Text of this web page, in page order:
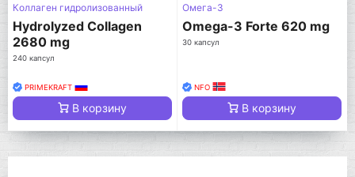
Коллаген гидролизованный
Hydrolyzed Collagen
2680 mg
240 капсул
PRIMEKRAFT
В корзину
Омега-3
Omega-3 Forte 620 mg
30 капсул
NFO
В корзину